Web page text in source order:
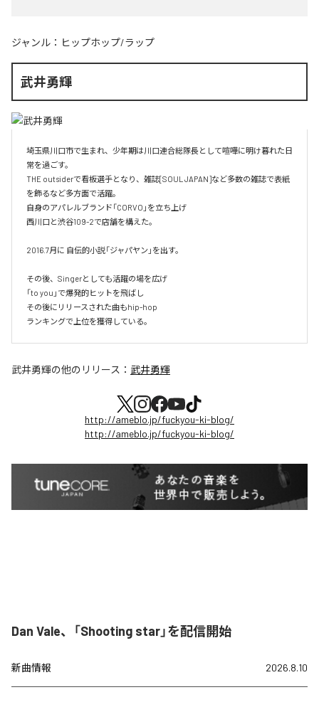
ジャンル： ヒップホップ/ラップ
武井勇輝
埼玉県川口市で生まれ、少年期は川口連合総隊長として喧嘩に明け暮れた日
常を過ごす。
THE outsiderで看板選手となり、雑誌[SOUL JAPAN]など多数の雑誌で表紙
を飾るなど多方面で活躍。
自身のアパレルブランド「CORVO」を立ち上げ
西川口と渋谷109-2で店舗を構えた。
2016.7月に 自伝的小説「ジャパヤン」を出す。
その後、Singerとしても活躍の場を広げ
「to you」で爆発的ヒットを飛ばし
その後にリリースされた曲もhip-hop
ランキングで上位を獲得している。
武井勇輝の他のリリース： 武井勇輝
http://ameblo.jp/fuckyou-ki-blog/
http://ameblo.jp/fuckyou-ki-blog/
Dan Vale、「Shooting star」を配信開始
新曲情報 2026.8.10